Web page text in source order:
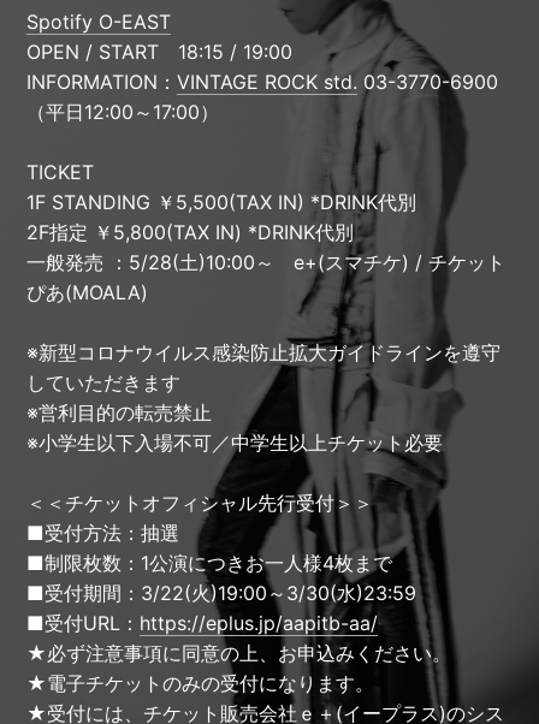
Spotify O-EAST
OPEN / START 18:15 / 19:00
INFORMATION：VINTAGE ROCK std. 03-3770-6900
（平日12:00～17:00）
TICKET
1F STANDING ￥5,500(TAX IN) *DRINK代別
2F指定 ￥5,800(TAX IN) *DRINK代別
一般発売 ：5/28(土)10:00～ e+(スマチケ) / チケット
ぴあ(MOALA)
※新型コロナウイルス感染防止拡大ガイドラインを遵守
していただきます
※営利目的の転売禁止
※小学生以下入場不可／中学生以上チケット必要
＜＜チケットオフィシャル先行受付＞＞
■受付方法：抽選
■制限枚数：1公演につきお一人様4枚まで
■受付期間：3/22(火)19:00～3/30(水)23:59
■受付URL： https://eplus.jp/aapitb-aa/
★必ず注意事項に同意の上、お申込みください。
★電子チケットのみの受付になります。
★受付には、チケット販売会社ｅ＋(イープラス)のシス